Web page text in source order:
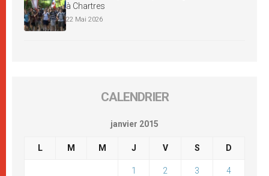
à Chartres
22 Mai 2026
CALENDRIER
janvier 2015
L M M J V S D
1 2 3 4